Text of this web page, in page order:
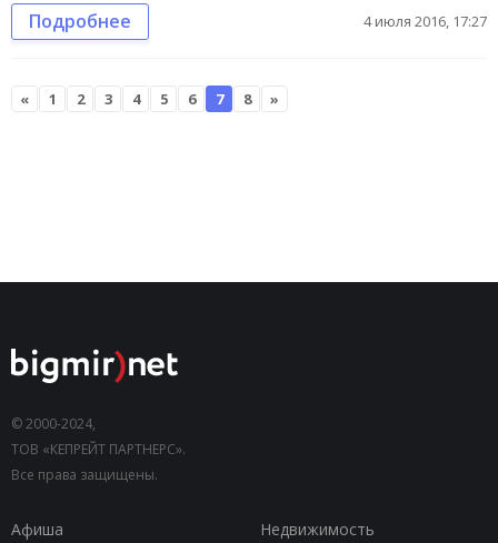
Подробнее 4 июля 2016, 17:27
« 1 2 3 4 5 6 7 8 »
© 2000-2024,
ТОВ «КЕПРЕЙТ ПАРТНЕРС».
Все права защищены.
Афиша
Недвижимость